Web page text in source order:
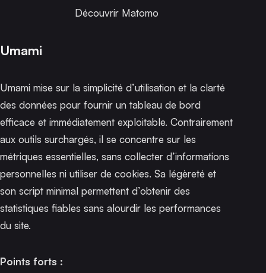
Découvrir Matomo
Umami
Umami mise sur la simplicité d’utilisation et la clarté
des données pour fournir un tableau de bord
efficace et immédiatement exploitable. Contrairement
aux outils surchargés, il se concentre sur les
métriques essentielles, sans collecter d’informations
personnelles ni utiliser de cookies. Sa légèreté et
son script minimal permettent d’obtenir des
statistiques fiables sans alourdir les performances
du site.
Points forts :